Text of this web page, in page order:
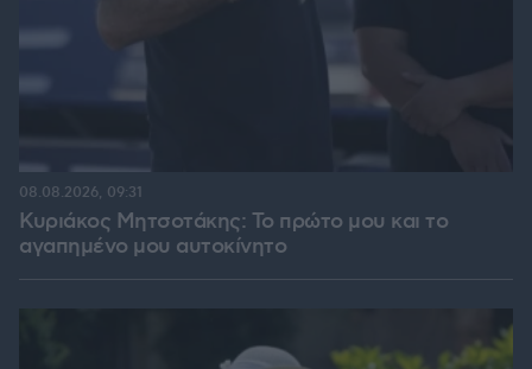
Κυριάκος Μητσοτάκης: Το πρώτο μου και το
αγαπημένο μου αυτοκίνητο
08.08.2026, 09:31